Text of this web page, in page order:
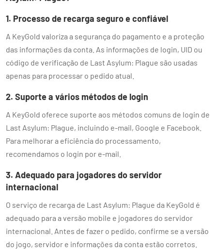
1. Processo de recarga seguro e confiável
A KeyGold valoriza a segurança do pagamento e a proteção
das informações da conta. As informações de login, UID ou
código de verificação de Last Asylum: Plague são usadas
apenas para processar o pedido atual.
2. Suporte a vários métodos de login
A KeyGold oferece suporte aos métodos comuns de login de
Last Asylum: Plague, incluindo e-mail, Google e Facebook.
Para melhorar a eficiência do processamento,
recomendamos o login por e-mail.
3. Adequado para jogadores do servidor
internacional
O serviço de recarga de Last Asylum: Plague da KeyGold é
adequado para a versão mobile e jogadores do servidor
internacional. Antes de fazer o pedido, confirme se a versão
do jogo, servidor e informações da conta estão corretos.